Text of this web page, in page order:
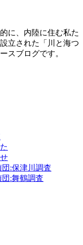
に、内陸に住む私た
立された「川と海つ
スブログです。
団:保津川調査
団:舞鶴調査